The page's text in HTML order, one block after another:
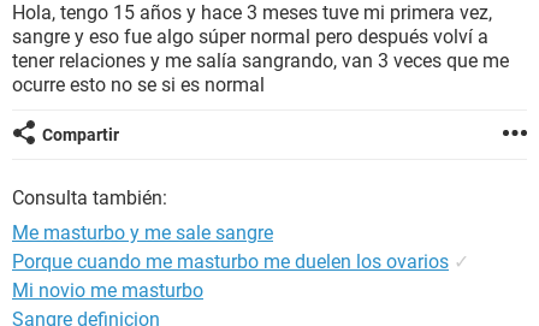
BIENESTAR
SEXUALIDAD
GLOSARIO
Hola, tengo 15 años y hace 3 meses tuve mi primera vez,
sangre y eso fue algo súper normal pero después volví a
tener relaciones y me salía sangrando, van 3 veces que me
ocurre esto no se si es normal
Compartir
Consulta también:
Me masturbo y me sale sangre
Porque cuando me masturbo me duelen los ovarios ✓
Mi novio me masturbo
Sangre definicion